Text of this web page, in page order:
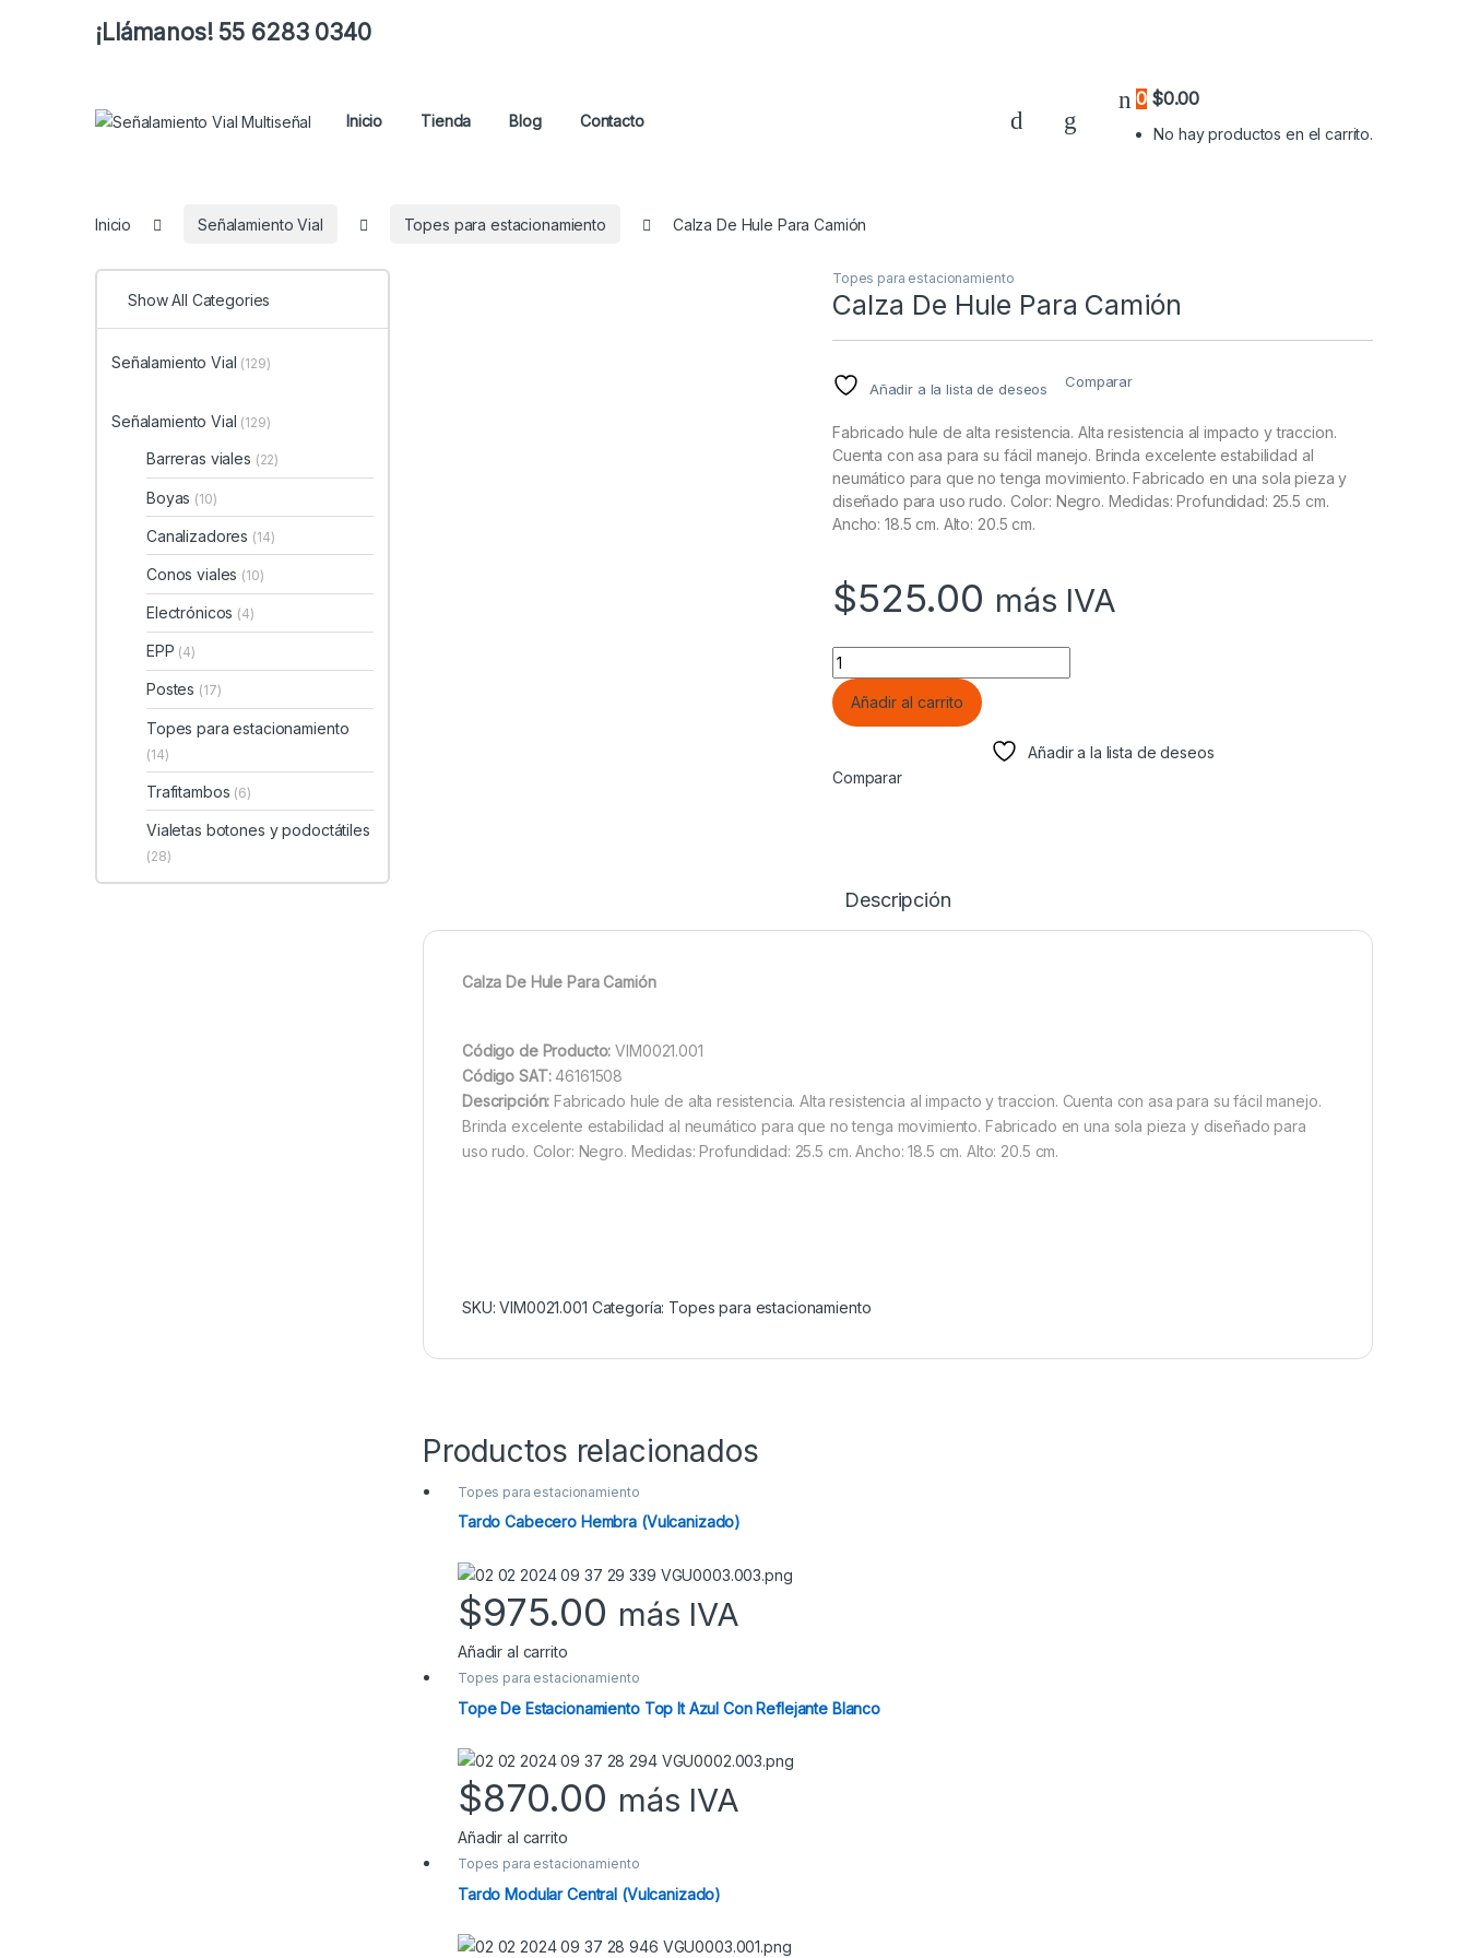
¡Llámanos! 55 6283 0340
Inicio Tienda Blog Contacto
0 $0.00
No hay productos en el carrito.
Inicio Señalamiento Vial Topes para estacionamiento Calza De Hule Para Camión
Topes para estacionamiento
Calza De Hule Para Camión
Añadir a la lista de deseos Comparar
Fabricado hule de alta resistencia. Alta resistencia al impacto y traccion.
Cuenta con asa para su fácil manejo. Brinda excelente estabilidad al
neumático para que no tenga movimiento. Fabricado en una sola pieza y
diseñado para uso rudo. Color: Negro. Medidas: Profundidad: 25.5 cm.
Ancho: 18.5 cm. Alto: 20.5 cm.
$525.00 más IVA
Calza De Hule Para Camión quantity
Añadir al carrito
Añadir a la lista de deseos
Comparar
Descripción
Calza De Hule Para Camión
Código de Producto: VIM0021.001
Código SAT:46161508
Descripción: Fabricado hule de alta resistencia. Alta resistencia al impacto y traccion. Cuenta con asa para su fácil manejo.
Brinda excelente estabilidad al neumático para que no tenga movimiento. Fabricado en una sola pieza y diseñado para
uso rudo. Color: Negro. Medidas: Profundidad: 25.5 cm. Ancho: 18.5 cm. Alto: 20.5 cm.
SKU:VIM0021.001 Categoría: Topes para estacionamiento
Productos relacionados
Topes para estacionamiento
Tardo Cabecero Hembra (Vulcanizado)
$975.00 más IVA
Añadir al carrito
Topes para estacionamiento
Tope De Estacionamiento Top It Azul Con Reflejante Blanco
$870.00 más IVA
Añadir al carrito
Topes para estacionamiento
Tardo Modular Central (Vulcanizado)
Show All Categories
Señalamiento Vial (129)
Señalamiento Vial (129)
Barreras viales (22)
Boyas (10)
Canalizadores (14)
Conos viales (10)
Electrónicos (4)
EPP (4)
Postes (17)
Topes para estacionamiento
(14)
Trafitambos (6)
Vialetas botones y podoctátiles
(28)